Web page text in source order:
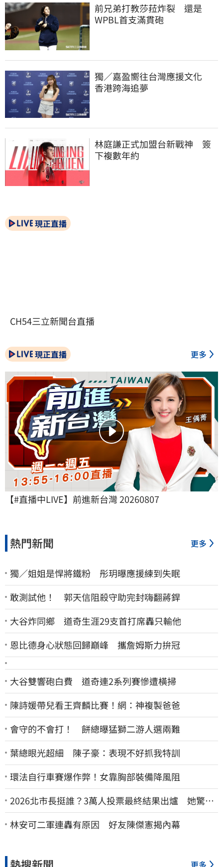
前兄弟打教莎菈炸裂　還是
WPBL首支滿貫砲
獨／嘉盈嚮往台灣應援文化
香港跨海追夢
林庭謙正式加盟台新戰神　簽
下複數年約
現正直播
CH54三立新聞台直播
現正直播 更多
【#直播中LIVE】前進新台灣 20260807
熱門新聞 更多
獨／姐姐是悍將鐵粉 彤玥曝應援練到失眠
敢測試他！ 郭天信阻殺守助完封嗨翻蔣銲
大谷炸同鄉 道奇生涯29支首打席轟只輸他
恩比德身心狀態回歸巔峰 攜詹姆斯力拚冠
大谷雙響砲白費 道奇連2系列賽慘遭橫掃
陳詩媛帶兒看王齊麟比賽！網：神複製爸爸
會守的不會打！ 餅總曝猛獅二游人選兩難
葉總眼光超細 陳子豪：表現不好抓我特訓
環法自行車賽爆作弊！女靠胸部裝備降風阻
2026北市長挺誰？3萬人投票最終結果出爐 她驚
喊：蔣萬安真該緊張了
林安可二軍連轟有原因 好友陳傑憲揭內幕
更多